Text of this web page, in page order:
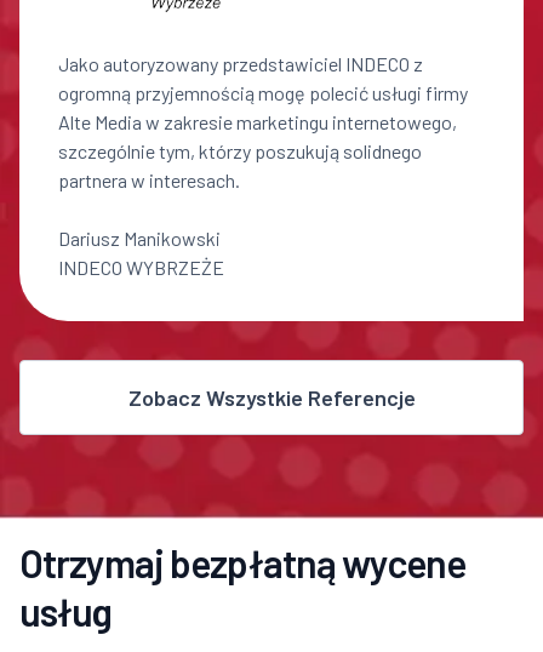
Jako autoryzowany przedstawiciel INDECO z
ogromną przyjemnością mogę polecić usługi firmy
Alte Media w zakresie marketingu internetowego,
szczególnie tym, którzy poszukują solidnego
partnera w interesach.
Dariusz Manikowski
INDECO WYBRZEŻE
Zobacz Wszystkie Referencje
Otrzymaj bezpłatną wycene
usług